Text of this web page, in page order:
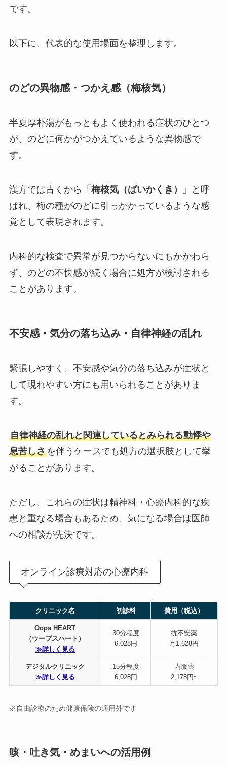
です。
以下に、代表的な使用場面を整理します。
のどの異物感・つかえ感（梅核気）
半夏厚朴湯がもっともよく使われる症状のひとつ
が、のどに何かがつかえているような異物感で
す。
漢方では古くから 「梅核気（ばいかくき）」
と呼
ばれ、梅の種がのどに引っかかっているような感
覚として表現されます。
内科的な検査で異常が見つからないにもかかわら
ず、のどの不快感が続く場合に処方が検討される
ことがあります。
不安感・気分の落ち込み・自律神経の乱れ
緊張しやすく、不安感や気分の落ち込みが症状と
して現れやすい方にも用いられることがありま
す。
自律神経の乱れと関連しているとみられる動悸や
息苦しさを伴うケースでも処方の選択肢として挙
がることがあります。
ただし、これらの症状は精神科・心療内科的な疾
患と重なる場合もあるため、気になる場合は医師
への相談が先決です。
オンライン診療対応の心療内科
クリニック名 初診料 費用（税込）
Oops HEART
（ウープスハート）
≫詳しく見る
30分程度
6,028円
抗不安薬
月1,628円
デジタルクリニック
≫詳しく見る
15分程度
6,028円
内服薬
2,178円~
※自由診療のため健康保険の適用外です
咳・吐き気・めまいへの活用例